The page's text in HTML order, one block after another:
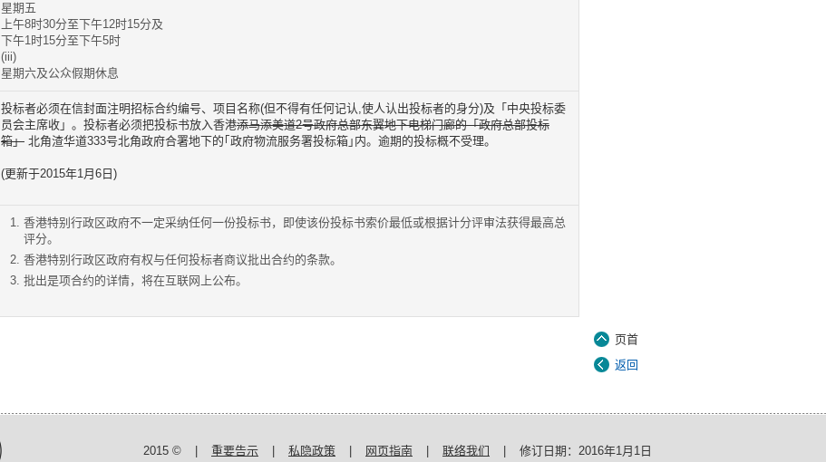
星期五
上午8时30分至下午12时15分及
下午1时15分至下午5时
(iii)
星期六及公众假期休息
投标者必须在信封面注明招标合约编号、项目名称(但不得有任何记认,使人认出投标者的身分)及「中央投标委
员会主席收」。投标者必须把投标书放入香港添马添美道2号政府总部东翼地下电梯门廊的「政府总部投标
箱」 北角渣华道333号北角政府合署地下的｢政府物流服务署投标箱｣ 内。逾期的投标概不受理。
(更新于2015年1月6日)
香港特别行政区政府不一定采纳任何一份投标书，即使该份投标书索价最低或根据计分评审法获得最高总
评分。
香港特别行政区政府有权与任何投标者商议批出合约的条款。
批出是项合约的详情，将在互联网上公布。
页首
返回
2015 © 重要告示 私隐政策 网页指南 联络我们 修订日期： 2016年1月1日